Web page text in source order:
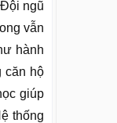
ngũ
vẫn
hành
căn hộ
giúp
thống